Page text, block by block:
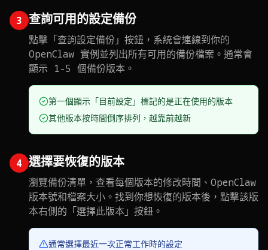
3 查詢可用的設定備份
點擊「查詢設定備份」按鈕，系統會連線到你的
OpenClaw 實例並列出所有可用的備份檔案。通常會
顯示 1-5 個備份版本。
第一個顯示「目前設定」標記的是正在使用的版本
其他版本按時間倒序排列，越靠前越新
4 選擇要恢復的版本
瀏覽備份清單，查看每個版本的修改時間、OpenClaw
版本號和檔案大小。找到你想恢復的版本後，點擊該版
本右側的「選擇此版本」按鈕。
通常選擇最近一次正常工作時的設定